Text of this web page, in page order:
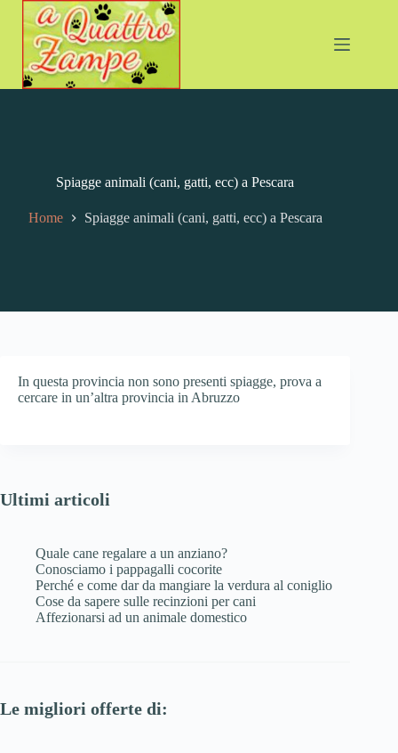
Salta
contenuto
Spiagge animali (cani, gatti, ecc) a Pescara
Home Spiagge animali (cani, gatti, ecc) a Pescara
In questa provincia non sono presenti spiagge, prova a
cercare in un’altra provincia in Abruzzo
Ultimi articoli
Quale cane regalare a un anziano?
Conosciamo i pappagalli cocorite
Perché e come dar da mangiare la verdura al coniglio
Cose da sapere sulle recinzioni per cani
Affezionarsi ad un animale domestico
Le migliori offerte di: